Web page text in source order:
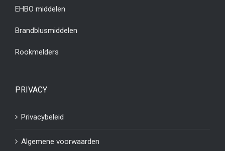
EHBO middelen
Brandblusmiddelen
Rookmelders
PRIVACY
Privacybeleid
Algemene voorwaarden